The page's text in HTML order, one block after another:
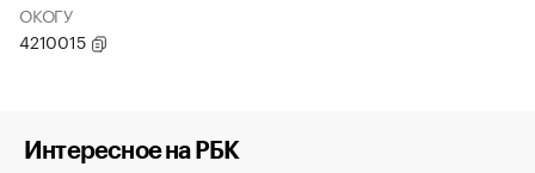
ОКОГУ
4210015
Интересное на РБК